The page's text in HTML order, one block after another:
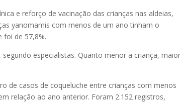
e reforço de vacinação das crianças nas aldeias,
yanomamis com menos de um ano tinham o
foi de 57,8%.
especialistas. Quanto menor a criança, maior
de casos de coqueluche entre crianças com menos
relação ao ano anterior. Foram 2.152 registros,